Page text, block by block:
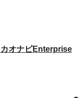
カオナビEnterprise